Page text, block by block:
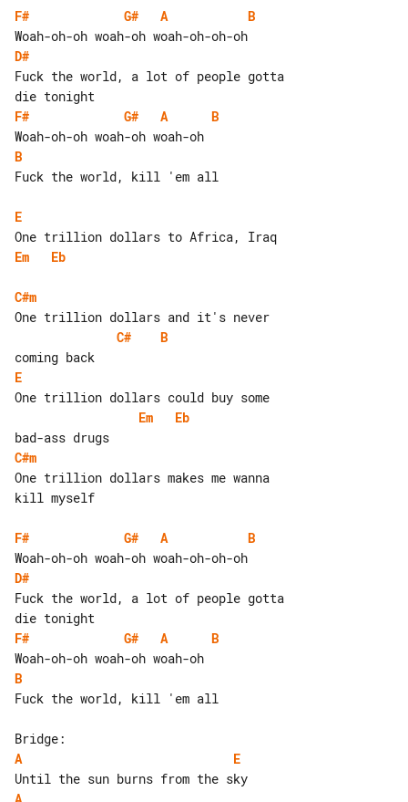
F# G# A
B
D#
Fuck the world, a lot of people gotta
F#
G# A
B
B
Fuck the world, kill 'em all
E
Em
Eb
C#m
C#
B
E
Em
Eb
C#m
One trillion dollars makes me wanna
kill myself
F# G# A
B
D#
Fuck the world, a lot of people gotta
F#
G# A
B
B
Fuck the world, kill 'em all
A
E